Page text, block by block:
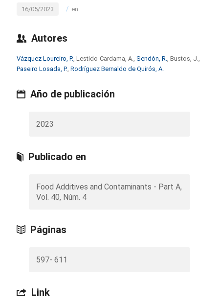
16/05/2023 / en
Autores
Vázquez Loureiro, P. , Lestido-Cardama, A., Sendón, R.
, Bustos, J.,
Paseiro Losada, P. Rodríguez Bernaldo de Quirós, A.
Año de publicación
2023
Publicado en
Food Additives and Contaminants - Part A,
Vol. 40, Núm. 4
Páginas
597- 611
Link